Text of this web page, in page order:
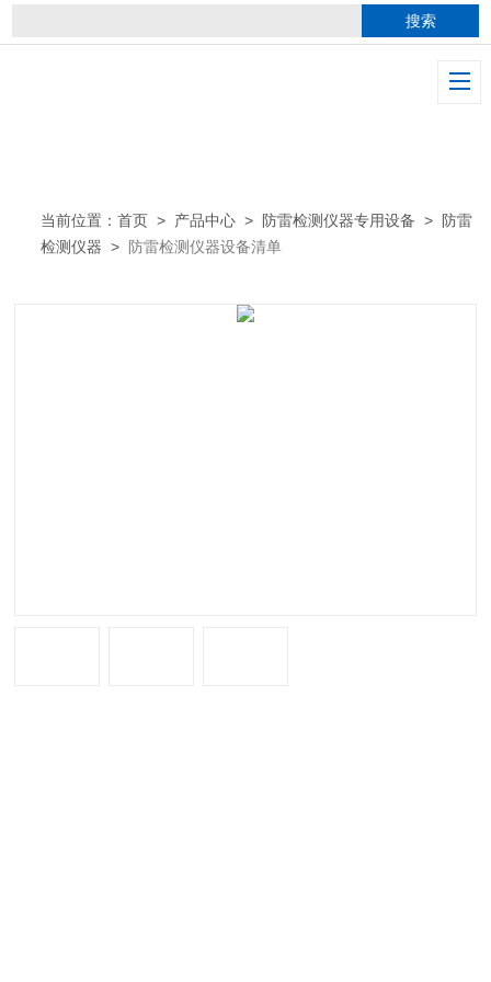
当前位置：首页 > 产品中心 > 防雷检测仪器专用设备 > 防雷
检测仪器 > 防雷检测仪器设备清单